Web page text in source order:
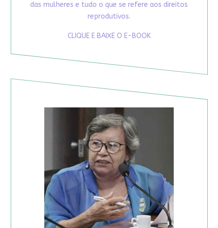
das mulheres e tudo o que se refere aos direitos
reprodutivos.
CLIQUE E BAIXE O E-BOOK